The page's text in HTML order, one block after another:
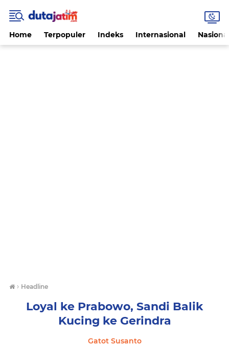
Home Terpopuler Indeks Internasional
› Headline
Loyal ke Prabowo, Sandi Balik
Kucing ke Gerindra
Gatot Susanto